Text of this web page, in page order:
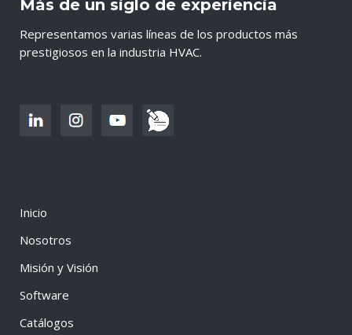
Más de un siglo de experiencia
Representamos varias líneas de los productos más
prestigiosos en la industria HVAC.
Inicio
Nosotros
Misión y Visión
Software
Catálogos